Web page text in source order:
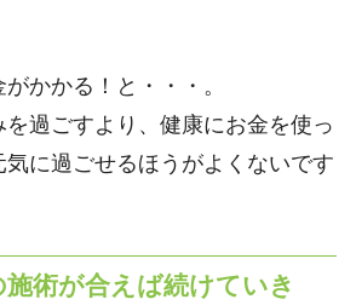
かかる！と・・・。
過ごすより、健康にお金を使っ
に過ごせるほうがよくないです
施術が合えば続けていき